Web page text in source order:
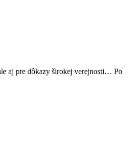
aj pre dôkazy širokej verejnosti… Po